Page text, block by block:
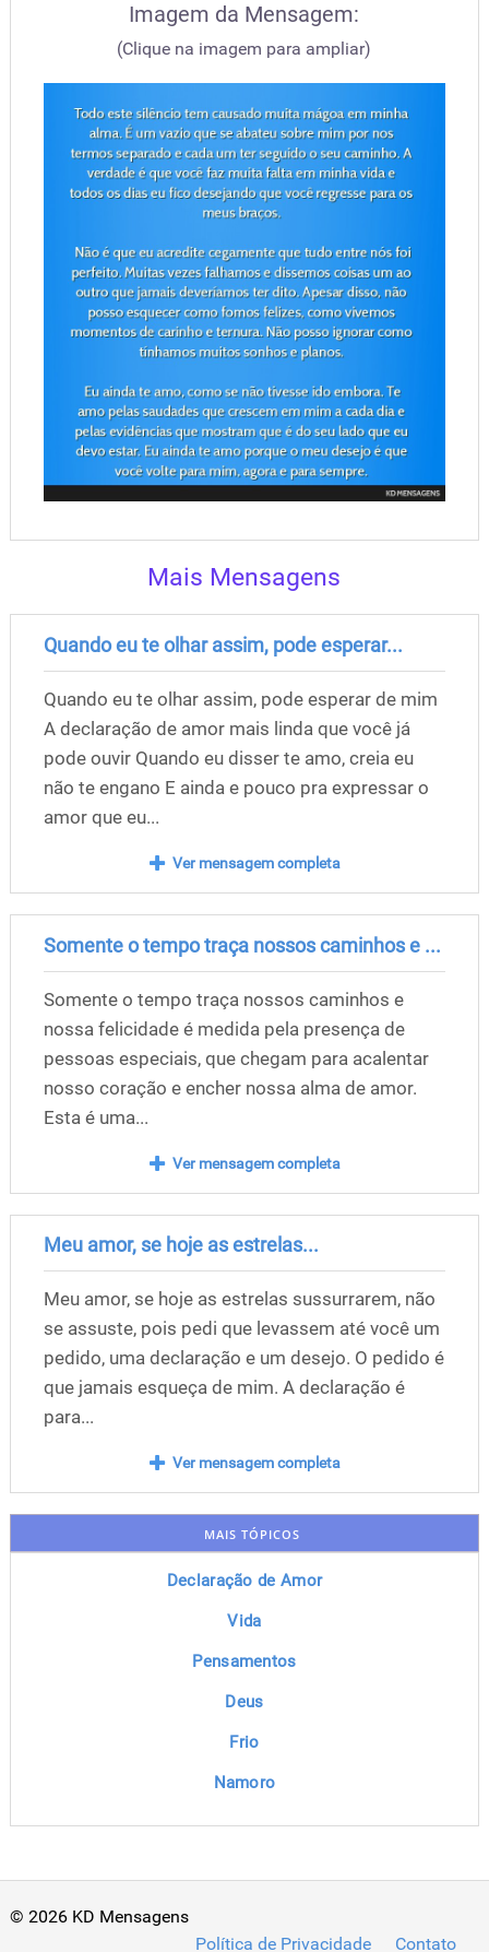
Imagem da Mensagem:
(Clique na imagem para ampliar)
Mais Mensagens
Quando eu te olhar assim, pode esperar...
Quando eu te olhar assim, pode esperar de mim
A declaração de amor mais linda que você já
pode ouvir Quando eu disser te amo, creia eu
não te engano E ainda e pouco pra expressar o
amor que eu...
Ver mensagem completa
Somente o tempo traça nossos caminhos e ...
Somente o tempo traça nossos caminhos e
nossa felicidade é medida pela presença de
pessoas especiais, que chegam para acalentar
nosso coração e encher nossa alma de amor.
Esta é uma...
Ver mensagem completa
Meu amor, se hoje as estrelas...
Meu amor, se hoje as estrelas sussurrarem, não
se assuste, pois pedi que levassem até você um
pedido, uma declaração e um desejo. O pedido é
que jamais esqueça de mim. A declaração é
para...
Ver mensagem completa
MAIS TÓPICOS
Declaração de Amor
Vida
Pensamentos
Deus
Frio
Namoro
© 2026 KD Mensagens
Política de Privacidade
Contato